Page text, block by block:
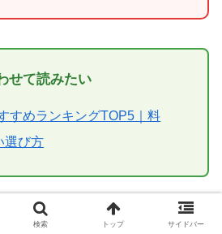
せて読みたい
すめランキングTOP5｜料
選び方
検索 トップ サイドバー